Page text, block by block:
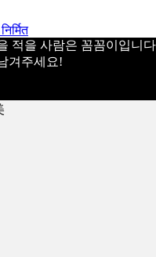
적을 사람은 꼼꼼이입니
겨주세요!